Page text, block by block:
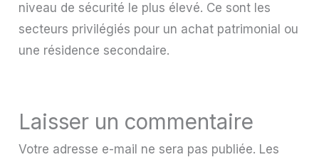
niveau de sécurité le plus élevé. Ce sont les
secteurs privilégiés pour un achat patrimonial ou
une résidence secondaire.
Laisser un commentaire
Votre adresse e-mail ne sera pas publiée. Les